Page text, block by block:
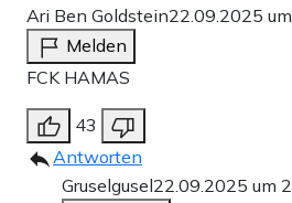
Ari Ben Goldstein22.09.2025
Melden
FCK HAMAS
43
Antworten
Gruselgusel22.09.2025 um